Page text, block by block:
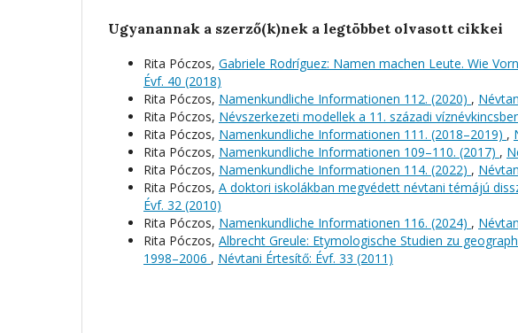
Ugyanannak a szerző(k)nek a legtöbbet olvasott cikkei
Rita Póczos, Gabriele Rodríguez: Namen machen Leute. Wie
Évf. 40 (2018)
Rita Póczos, Namenkundliche Informationen 112. (2020) ,
Rita Póczos, Névszerkezeti modellek a 11. századi
Rita Póczos, Namenkundliche Informationen 111. (2018–2019) ,
Rita Póczos, Namenkundliche Informationen 109–110. (2017) ,
Rita Póczos, Namenkundliche Informationen 114. (2022) ,
Rita Póczos, A doktori iskolákban megvédett névtani témájú
Évf. 32 (2010)
Rita Póczos, Namenkundliche Informationen 116. (2024) ,
Rita Póczos, Albrecht Greule: Etymologische Studien zu
1998–2006 , Névtani Értesítő: Évf. 33 (2011)